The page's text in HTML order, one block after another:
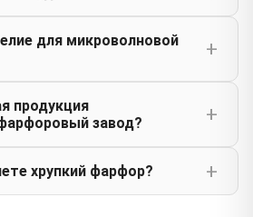
для микроволновой
продукция
завод?
хрупкий фарфор?